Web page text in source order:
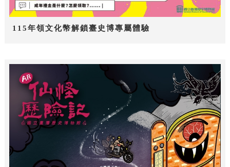
115年領文化幣解鎖臺史博專屬體驗